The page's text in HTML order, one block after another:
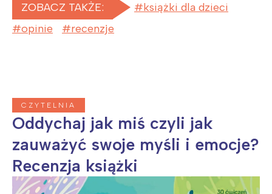
ZOBACZ TAKŻE:
książki dla dzieci
opinie
recenzje
CZYTELNIA
Oddychaj jak miś czyli jak
zauważyć swoje myśli i emocje?
Recenzja książki